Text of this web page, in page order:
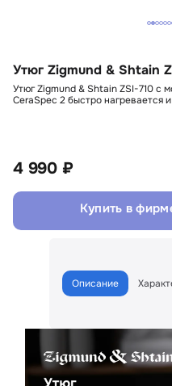
Утюг Zigmund & Shtain
Утюг Zigmund & Shtain ZSI-710
CeraSpec 2 быстро нагревается
4 990 ₽
Купить в
Описание